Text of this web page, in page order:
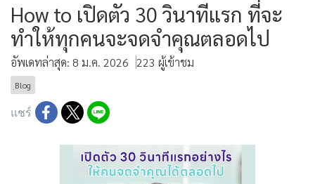
How to เปิดตัว 30 วินาทีแรก ที่จะ
ทำให้ทุกคนจะจดจำคุณตลอดไป
อัพเดทล่าสุด: 8 ม.ค. 2026 223 ผู้เข้าชม
ฺBlog
แชร์